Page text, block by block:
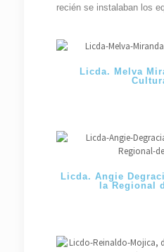
recién se instalaban los
Licda. Melva
Licda. Angie
la Regional